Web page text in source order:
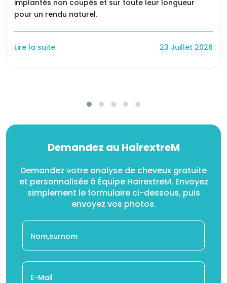
implantés non coupés et sur toute leur longueur
pour un rendu naturel.
Lire la suite 23 Juillet 2026
Demandez au HairextreM
Demandez votre analyse de cheveux gratuite
et personnalisée à Équipe HairextreM. Envoyez
simplement le formulaire ci-dessous, puis
envoyez vos photos.